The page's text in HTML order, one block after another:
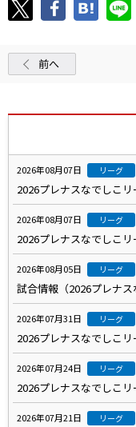
前へ
2026年08月07日 リーグ
2026プレナスなでしこ
2026年08月07日 リーグ
2026プレナスなでしこ
2026年08月05日 リーグ
試合情報（2026プレナス
2026年07月31日 リーグ
2026プレナスなでしこ
2026年07月24日 リーグ
2026プレナスなでしこ
2026年07月21日 リーグ